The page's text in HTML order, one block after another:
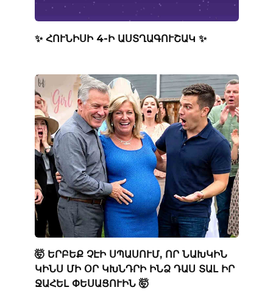
✨ ՀՈՒՆԻՍԻ 4-Ի ԱՍՏՂԱԳՈՒՇԱԿ ✨
🤯 ԵՐԲԵՔ ՉԷԻ ՍՊԱՍՈՒՄ, ՈՐ ՆԱԽԿԻՆ
ԿԻՆՍ ՄԻ ՕՐ ԿԽՆԴՐԻ ԻՆՁ ԴԱՍ ՏԱԼ ԻՐ
ՋԱՀԵԼ ՓԵՍԱՑՈՒԻՆ 🤯